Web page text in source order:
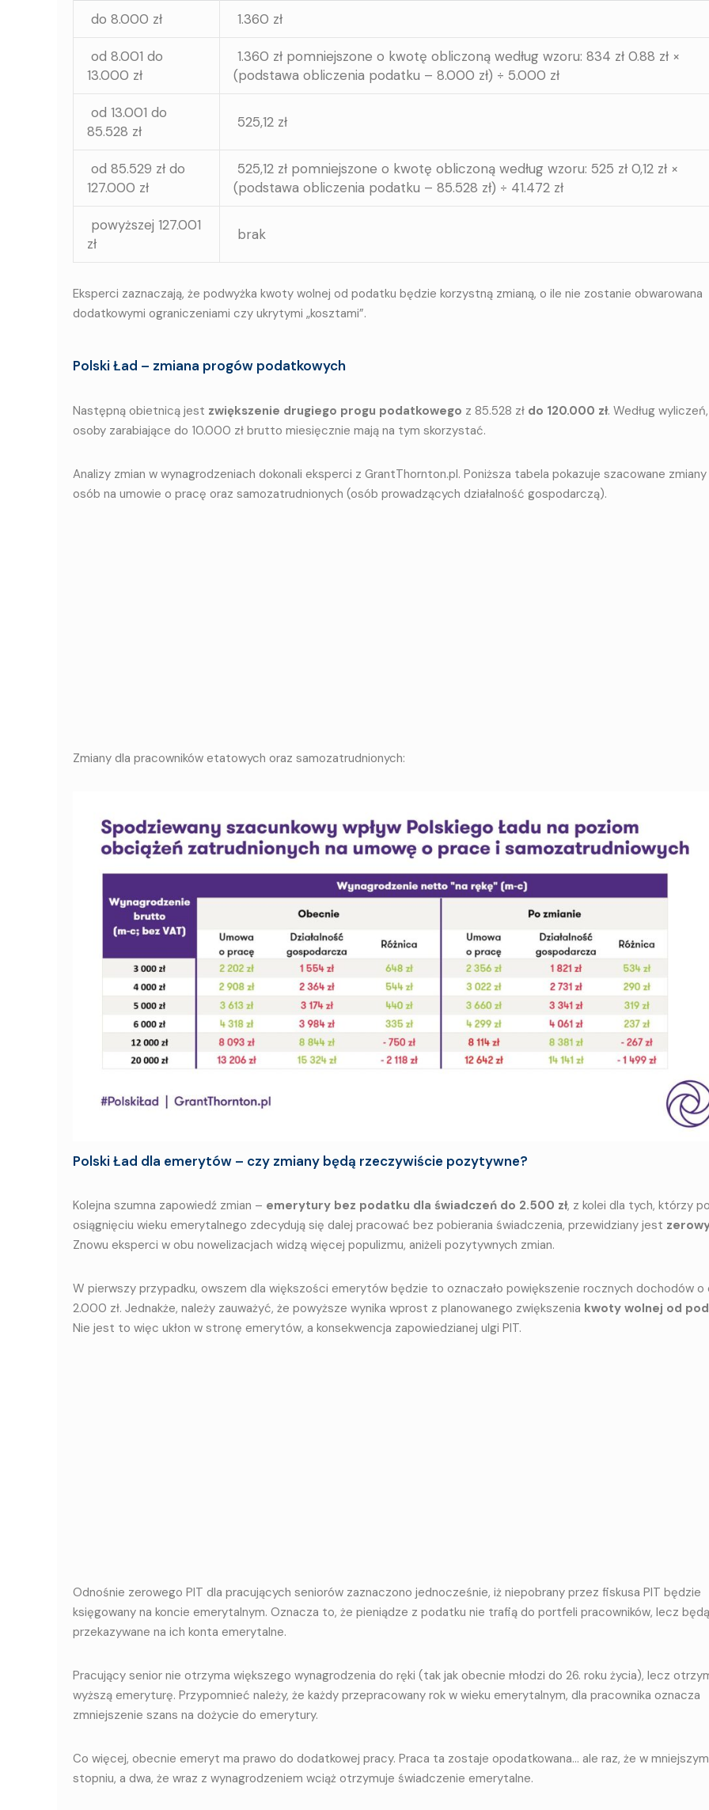
do 8.000 zł 1.360 zł
od 8.001 do
13.000 zł
1.360 zł pomniejszone o kwotę obliczoną według wzoru: 834 zł 0.88 zł ×
(podstawa obliczenia podatku – 8.000 zł) ÷ 5.000 zł
od 13.001 do
85.528 zł
525,12 zł
od 85.529 zł do
127.000 zł
525,12 zł pomniejszone o kwotę obliczoną według wzoru: 525 zł 0,12 zł ×
(podstawa obliczenia podatku – 85.528 zł) ÷ 41.472 zł
powyższej 127.001
zł
brak
Eksperci zaznaczają, że podwyżka kwoty wolnej od podatku będzie korzystną zmianą, o ile nie zostanie obwarowana
dodatkowymi ograniczeniami czy ukrytymi „kosztami”.
Polski Ład – zmiana progów podatkowych
Następną obietnicą jest zwiększenie drugiego progu podatkowego z 85.528 zł do 120.000 zł. Według wyliczeń,
osoby zarabiające do 10.000 zł brutto miesięcznie mają na tym skorzystać.
Analizy zmian w wynagrodzeniach dokonali eksperci z GrantThornton.pl. Poniższa tabela pokazuje szacowane
osób na umowie o pracę oraz samozatrudnionych (osób prowadzących działalność gospodarczą).
Zmiany dla pracowników etatowych oraz samozatrudnionych:
Polski Ład dla emerytów – czy zmiany będą rzeczywiście pozytywne?
Kolejna szumna zapowiedź zmian – emerytury bez podatku dla świadczeń do 2.500 zł, z kolei dla tych, którzy
osiągnięciu wieku emerytalnego zdecydują się dalej pracować bez pobierania świadczenia, przewidziany jest
Znowu eksperci w obu nowelizacjach widzą więcej populizmu, aniżeli pozytywnych zmian.
W pierwszy przypadku, owszem dla większości emerytów będzie to oznaczało powiększenie rocznych dochodów o
2.000 zł. Jednakże, należy zauważyć, że powyższe wynika wprost z planowanego zwiększenia kwoty wolnej od
Nie jest to więc ukłon w stronę emerytów, a konsekwencja zapowiedzianej ulgi PIT.
Odnośnie zerowego PIT dla pracujących seniorów zaznaczono jednocześnie, iż niepobrany przez fiskusa PIT będzie
księgowany na koncie emerytalnym. Oznacza to, że pieniądze z podatku nie trafią do portfeli pracowników, lecz będą
przekazywane na ich konta emerytalne.
Pracujący senior nie otrzyma większego wynagrodzenia do ręki (tak jak obecnie młodzi do 26. roku życia), lecz
wyższą emeryturę. Przypomnieć należy, że każdy przepracowany rok w wieku emerytalnym, dla pracownika oznacza
zmniejszenie szans na dożycie do emerytury.
Co więcej, obecnie emeryt ma prawo do dodatkowej pracy. Praca ta zostaje opodatkowana… ale raz, że w mniejszym
stopniu, a dwa, że wraz z wynagrodzeniem wciąż otrzymuje świadczenie emerytalne.